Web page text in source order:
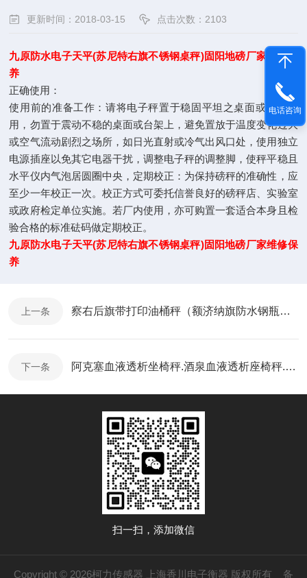
更新时间：2018-03-15 点击次数：2103
九原防水电子天平(苏尼特右旗不锈钢桌秤)固阳地磅厂家维修保
养
正确使用：
使用前的准备工作：请将电子秤置于稳固平坦之桌面或地面使
用，勿置于震动不稳的桌面或台架上，避免置放于温度变化过大
或空气流动剧烈之场所，如日光直射或冷气出风口处，使用独立
电源插座以免其它电器干扰，调整电子秤的调整脚，使秤平稳且
水平仪内气泡居圆圈中央，定期校正：为保持磅秤的准确性，应
至少一年校正一次。校正方式可委托信誉良好的磅秤店、实验室
或政府检定单位实施。若厂内使用，亦可购置一套适合本身且检
验合格的标准砝码做定期校正。
九原防水电子天平(苏尼特右旗不锈钢桌秤)固阳地磅厂家维修保
养
上一条 察右后旗带打印油桶秤（额济纳旗防水钢瓶秤）阿巴嘎旗防水台秤技术参数
下一条 阿克塞血液透析坐椅秤.酒泉血液透析座椅秤.天水座椅电子秤功能特点
扫一扫，添加微信
Copyright © 2026柯力传感器 上海香川电子衡器 版权所有 备
电话咨询